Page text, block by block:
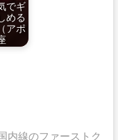
でギ
める
アポ
線のファーストク